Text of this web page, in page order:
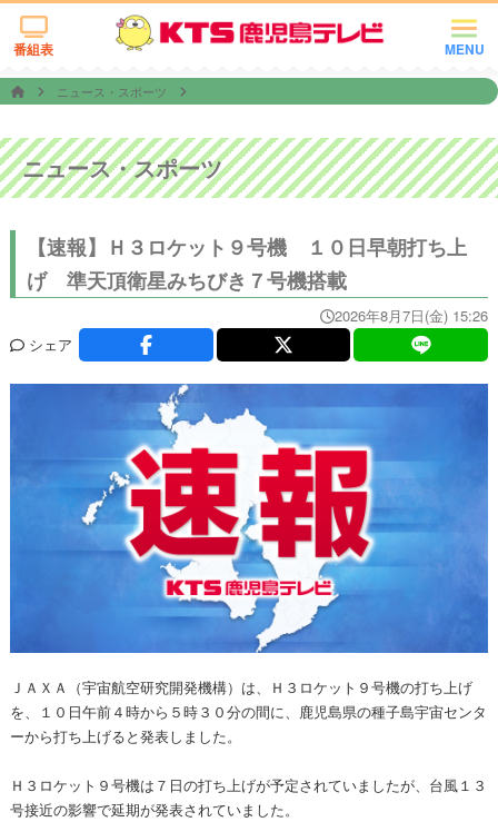
MENU
番組表
ニュース・スポーツ
ニュース・スポーツ
【速報】Ｈ３ロケット９号機 １０日早朝打ち上
げ 準天頂衛星みちびき７号機搭載
2026年8月7日(金) 15:26
シェア
ＪＡＸＡ（宇宙航空研究開発機構）は、Ｈ３ロケット９号機の打ち上げ
を、１０日午前４時から５時３０分の間に、鹿児島県の種子島宇宙センタ
ーから打ち上げると発表しました。
Ｈ３ロケット９号機は７日の打ち上げが予定されていましたが、台風１３
号接近の影響で延期が発表されていました。